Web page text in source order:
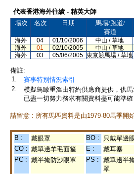
代表香港海外往績 - 精英大師
場次
名次 日期
馬場/跑道/
賽道
海外 04 01/10/2006 中山 / 草地
海外
01 02/10/2005 中山 / 草地
海外
03 05/06/2005 東京競馬場 / 草地
備註:
1.
賽事特別情況索引
2.
模擬鳥瞰重溫由特約供應商提供，供
已盡一切努力務求有關資料盡可能準
請留意 : 所有馬匹資料是由1979-80馬季開
B : 戴眼罩 BO : 只戴單邊
CO : 戴單邊羊毛面箍 E : 戴耳塞
PC : 戴半掩防沙眼罩 PS :
戴單邊半
罩